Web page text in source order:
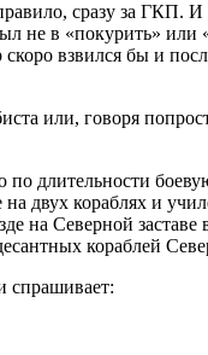
сразу за ГКП.
не в «покурить» или
взвился бы и
или, говоря
длительности
двух кораблях и
на Северной заставе
кораблей
спрашивает: